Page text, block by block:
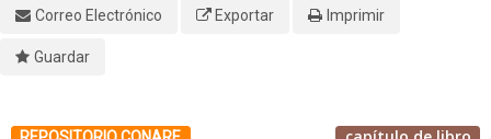
Correo Electrónico
Exportar Imprimir
Guardar